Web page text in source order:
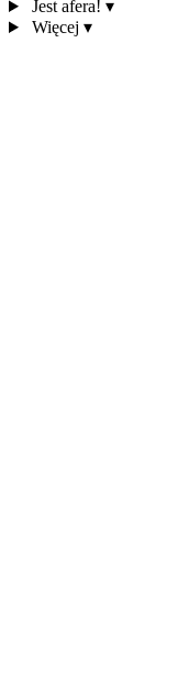
Jest afera! ▾
Więcej ▾